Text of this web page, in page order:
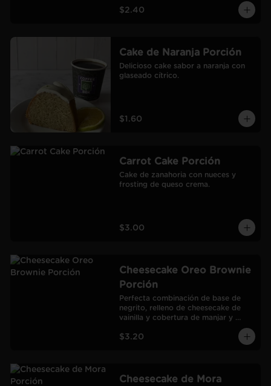
$2.40
Cake de Naranja Porción
Delicioso cake sabor a naranja con
glaseado cítrico.
$1.60
Carrot Cake Porción
Cake de zanahoria con nueces y
frosting de queso crema.
$3.00
Cheesecake Oreo Brownie
Porción
Perfecta combinación de base de
negrito, relleno de cheesecake de
vainilla y cobertura de manjar y
$3.20
Cheesecake de Mora